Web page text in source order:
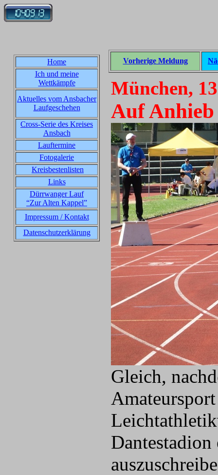
Home
Ich und meine
Wettkämpfe
Aktuelles vom Ansbacher
Laufgeschehen
Cross-Serie des Kreises
Ansbach
Lauftermine
Fotogalerie
Kreisbestenlisten
Links
Dürrwanger Lauf
“Zur Alten Kappel”
Impressum / Kontakt
Datenschutzerklärung
Vorherige Meldung
München,
Auf
Gleich,